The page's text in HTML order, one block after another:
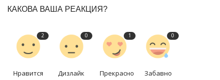
КАКОВА ВАША РЕАКЦИЯ?
2
Нравится
0
Дизлайк
1
Прекрасно
0
Забавно